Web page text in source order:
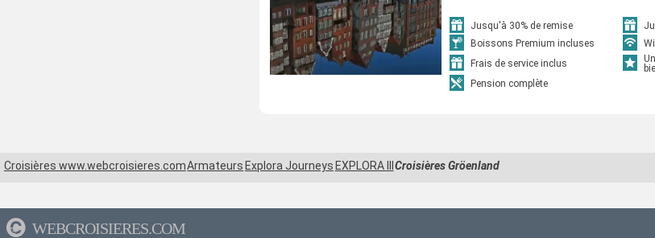
Jusqu'à 30% de remise
Boissons Premium incluses
Frais de service inclus
Pension complète
Croisières www.webcroisieres.comArmateurs Explora Journeys EXPLORA III Croisières Gröenland
WEBCROISIERES.COM